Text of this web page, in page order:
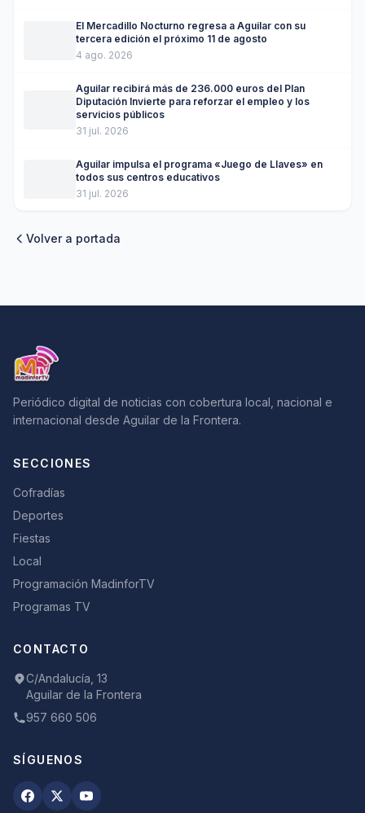
El Mercadillo Nocturno regresa a Aguilar con su
tercera edición el próximo 11 de agosto
4 ago. 2026
Aguilar recibirá más de 236.000 euros del Plan
Diputación Invierte para reforzar el empleo y los
servicios públicos
31 jul. 2026
Aguilar impulsa el programa «Juego de Llaves» en
todos sus centros educativos
31 jul. 2026
Volver a portada
Periódico digital de noticias con cobertura local, nacional e
internacional desde Aguilar de la Frontera.
SECCIONES
Cofradías
Deportes
Fiestas
Local
Programación MadinforTV
Programas TV
CONTACTO
C/Andalucía, 13
Aguilar de la Frontera
957 660 506
SÍGUENOS